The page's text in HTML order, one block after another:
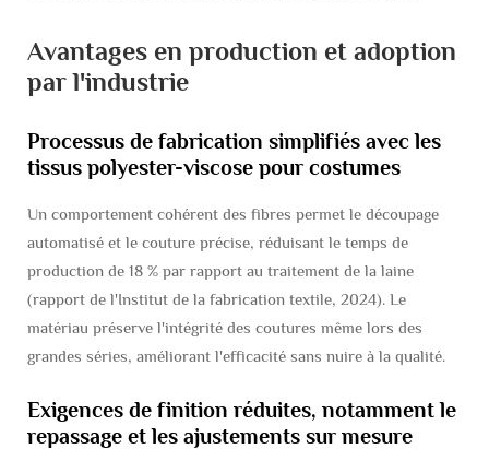
Avantages en production et adoption
par l'industrie
Processus de fabrication simplifiés avec les
tissus polyester-viscose pour costumes
Un comportement cohérent des fibres permet le découpage
automatisé et le couture précise, réduisant le temps de
production de 18 % par rapport au traitement de la laine
(rapport de l'Institut de la fabrication textile, 2024). Le
matériau préserve l'intégrité des coutures même lors des
grandes séries, améliorant l'efficacité sans nuire à la qualité.
Exigences de finition réduites, notamment le
repassage et les ajustements sur mesure